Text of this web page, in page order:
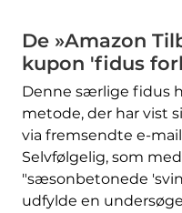
De »Amazon
kupon 'fidus
Denne særlige fidus
metode, der har vist
via fremsendte e-
Selvfølgelig, som
"sæsonbetonede
udfylde en